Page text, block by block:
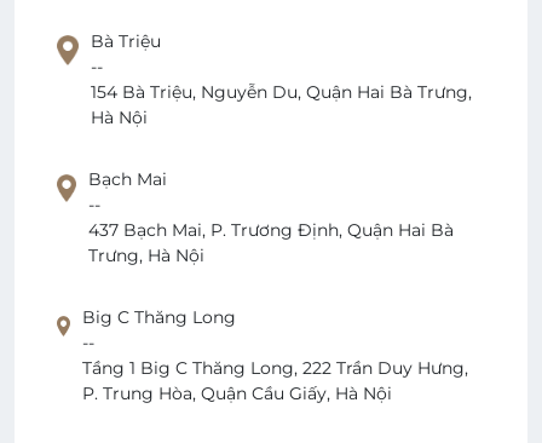
Bà Triệu
--
154 Bà Triệu, Nguyễn Du, Quận Hai Bà Trưng,
Hà Nội
Bạch Mai
--
437 Bạch Mai, P. Trương Định, Quận Hai Bà
Trưng, Hà Nội
Big C Thăng Long
--
Tầng 1 Big C Thăng Long, 222 Trần Duy Hưng,
P. Trung Hòa, Quận Cầu Giấy, Hà Nội